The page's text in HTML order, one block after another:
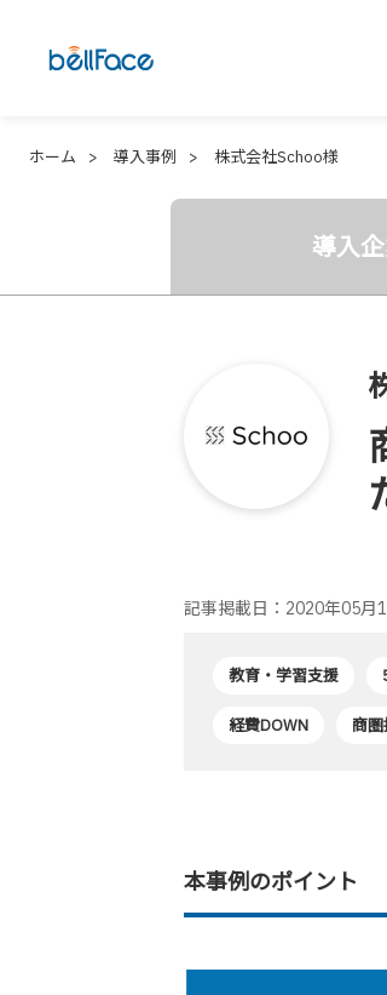
ホーム 導入事例 株式会社Schoo様
導入
記事掲載日：2020年05月
教育・学習支援
経費DOWN 商
本事例のポイント